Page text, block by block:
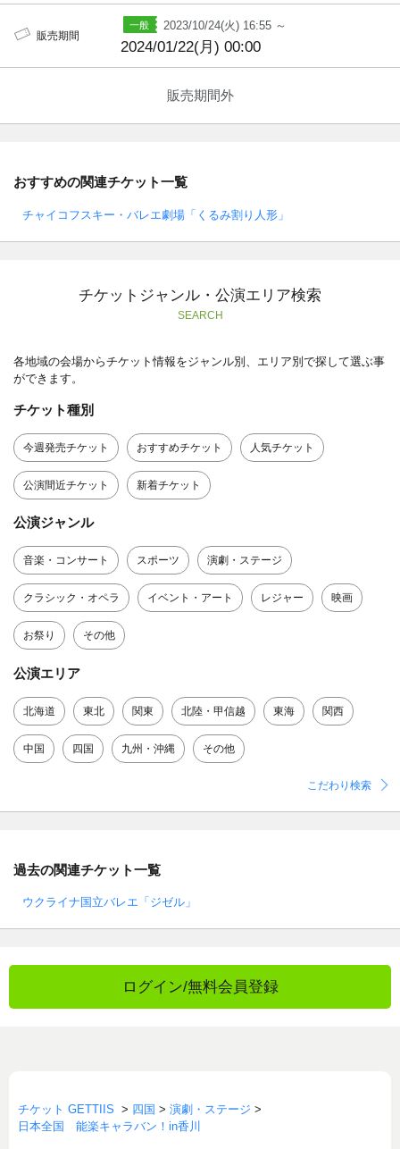
販売期間
2023/10/24(火) 16:55 ～
2024/01/22(月) 00:00
販売期間外
おすすめの関連チケット一覧
チャイコフスキー・バレエ劇場「くるみ割り人形」
チケットジャンル・公演エリア検索
SEARCH
各地域の会場からチケット情報をジャンル別、エリア別で探して選ぶ事
ができます。
チケット種別
今週発売チケット おすすめチケット 人気チケット
公演間近チケット 新着チケット
公演ジャンル
音楽・コンサート スポーツ 演劇・ステージ
クラシック・オペラ イベント・アート レジャー 映画
お祭り その他
公演エリア
北海道 東北 関東 北陸・甲信越 東海 関西
中国 四国 九州・沖縄 その他
こだわり検索
過去の関連チケット一覧
ウクライナ国立バレエ「ジゼル」
ログイン/無料会員登録
チケット GETTIIS > 四国 > 演劇・ステージ >
日本全国 能楽キャラバン！in香川